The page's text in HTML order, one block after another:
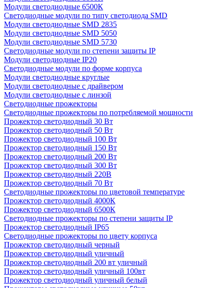
Модули светодиодные 6500К
Светодиодные модули по типу светодиода SMD
Модули светодиодные SMD 2835
Модули светодиодные SMD 5050
Модули светодиодные SMD 5730
Светодиодные модули по степени защиты IP
Модули светодиодные IP20
Светодиодные модули по форме корпуса
Модули светодиодные круглые
Модули светодиодные с драйвером
Модули светодиодные с линзой
Светодиодные прожекторы
Светодиодные прожекторы по потребляемой мощности
Прожектор светодиодный 30 Вт
Прожектор светодиодный 50 Вт
Прожектор светодиодный 100 Вт
Прожектор светодиодный 150 Вт
Прожектор светодиодный 200 Вт
Прожектор светодиодный 300 Вт
Прожектор светодиодный 220В
Прожектор светодиодный 70 Вт
Светодиодные прожекторы по цветовой температуре
Прожектор светодиодный 4000К
Прожектор светодиодный 6500К
Светодиодные прожекторы по степени защиты IP
Прожектор светодиодный IP65
Светодиодные прожекторы по цвету корпуса
Прожектор светодиодный черный
Прожектор светодиодный уличный
Прожектор светодиодный 200 вт уличный
Прожектор светодиодный уличный 100вт
Прожектор светодиодный уличный белый